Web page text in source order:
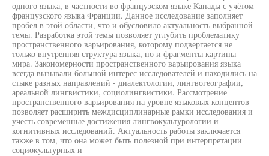
одного языка, в частности во французском языке Канады с учётом
французского языка Франции. Данное исследование заполняет
пробел в этой области, что и обусловило актуальность выбранной
темы. Разработка этой темы позволяет углубить проблематику
пространственного варьирования, которому подвергается не
только внутренняя структура языка, но и фрагменты картины
мира. Закономерности пространственного варьирования языка
всегда вызывали большой интерес исследователей и находились на
стыке разных направлений - диалектологии, лингвогеографии,
ареальной лингвистики, социолингвистики. Рассмотрение
пространственного варьирования на уровне языковых концептов
позволяет расширить междисциплинарные рамки исследования и
учесть современные достижения лингвокультурологии и
когнитивных исследований. Актуальность работы заключается
также в том, что она может быть полезной при интерпретации
социокультурных и